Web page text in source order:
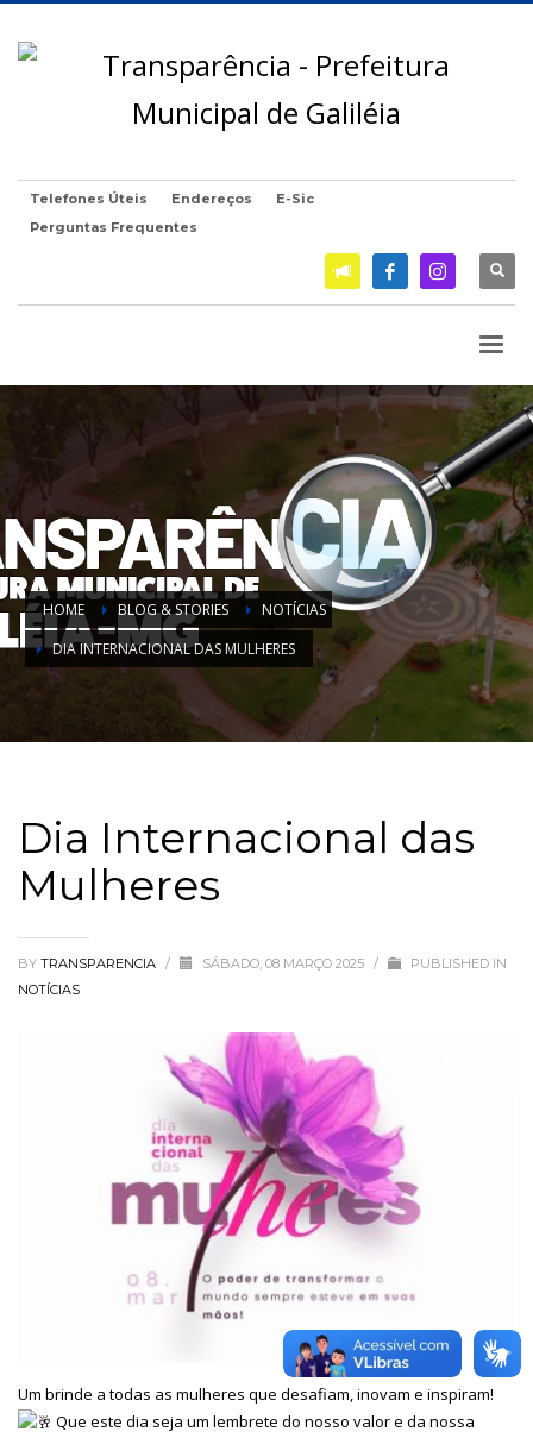
Telefones Úteis Endereços
E-Sic
Perguntas Frequentes
HOME BLOG & STORIES
NOTÍCIAS
DIA INTERNACIONAL DAS MULHERES
Dia Internacional das
Mulheres
BY TRANSPARENCIA / SÁBADO, 08 MARÇO 2025 /
PUBLISHED IN
NOTÍCIAS
Um brinde a todas as mulheres que desafiam, inovam e inspiram!
Que este dia seja um lembrete do nosso valor e da nossa